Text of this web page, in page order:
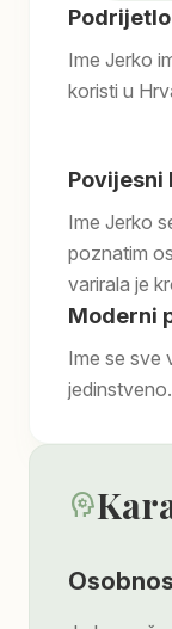
Podrijetlo
Ime Jerko
koristi u
Povijesni
Ime Jerko
poznatim
varirala je
Moderni
Ime se sve
jedinstveno.
psychology